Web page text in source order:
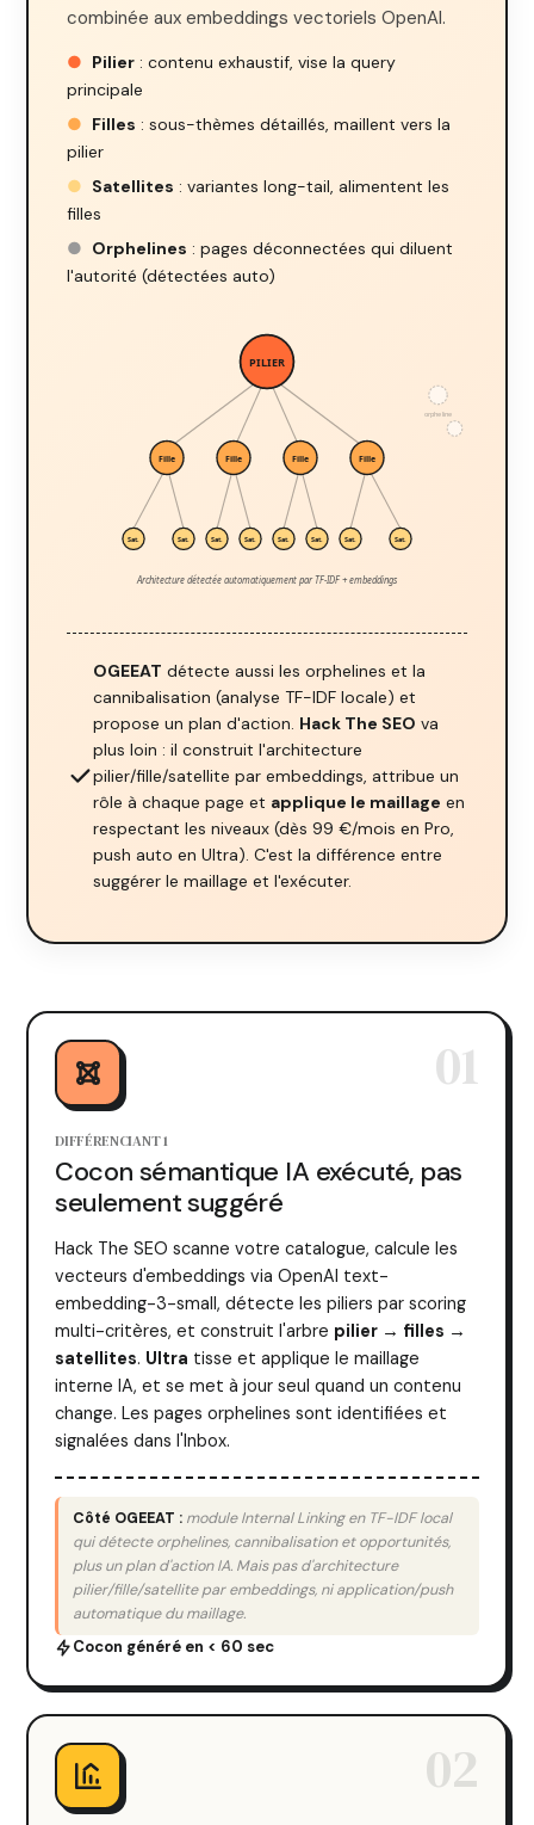
combinée aux embeddings vectoriels OpenAI.
● Pilier : contenu exhaustif, vise la query
principale
● Filles : sous-thèmes détaillés, maillent vers la
pilier
● Satellites : variantes long-tail, alimentent les
filles
● Orphelines : pages déconnectées qui diluent
l'autorité (détectées auto)
PILIER
Fille Fille Fille Fille
Sat. Sat. Sat. Sat. Sat. Sat. Sat. Sat.
orpheline
Architecture détectée automatiquement par TF-IDF + embeddings
OGEEAT détecte aussi les orphelines et la
cannibalisation (analyse TF-IDF locale) et
propose un plan d'action. Hack The SEO va
plus loin : il construit l'architecture
pilier/fille/satellite par embeddings, attribue un
rôle à chaque page et applique le maillage en
respectant les niveaux (dès 99 €/mois en Pro,
push auto en Ultra). C'est la différence entre
suggérer le maillage et l'exécuter.
01
DIFFÉRENCIANT 1
Cocon sémantique IA exécuté, pas
seulement suggéré
Hack The SEO scanne votre catalogue, calcule les
vecteurs d'embeddings via OpenAI text-
embedding-3-small, détecte les piliers par scoring
multi-critères, et construit l'arbre pilier → filles →
satellites. Ultra tisse et applique le maillage
interne IA, et se met à jour seul quand un contenu
change. Les pages orphelines sont identifiées et
signalées dans l'Inbox.
Côté OGEEAT : module Internal Linking en TF-IDF local
qui détecte orphelines, cannibalisation et opportunités,
plus un plan d'action IA. Mais pas d'architecture
pilier/fille/satellite par embeddings, ni application/push
automatique du maillage.
Cocon généré en < 60 sec
02